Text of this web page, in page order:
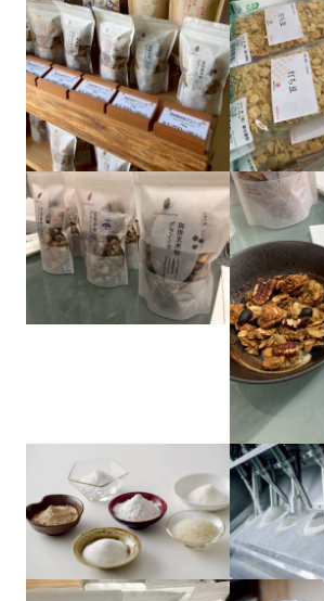
一覧を見る
本店部会
河原町部会
洛北部会
西陣・北野部会
北大路部
洛中部会
壬生部会
東九部会
吉祥院部
口丹部会
山科部会
近江部会
嵯峨野部会
丸太町部
洛南部会